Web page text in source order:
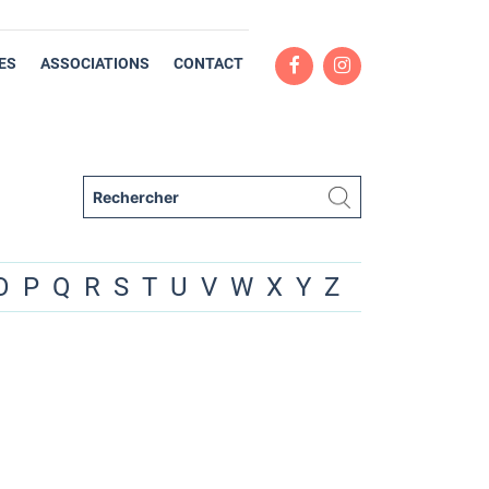
ASSOCIATIONS CONTACT
P Q R S T U V W X Y Z